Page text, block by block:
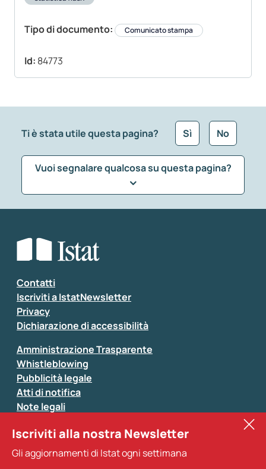
Tipo di documento: Comunicato stampa
Id: 84773
Ti è stata utile questa pagina? Sì No
Vuoi segnalare qualcosa su questa pagina?
Seleziona la tipologia della segnalazione
Inserisci il tuo commento
Si prega di non fornire dati di natura personale (ad
Contatti
Iscriviti a IstatNewsletter
Privacy
Dichiarazione di accessibilità
Amministrazione Trasparente
Whistleblowing
Pubblicità legale
Atti di notifica
Note legali
Sistan
Altri servizi
Iscriviti alla nostra Newsletter
Gli aggiornamenti di Istat ogni settimana